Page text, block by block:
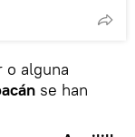
o alguna
se han